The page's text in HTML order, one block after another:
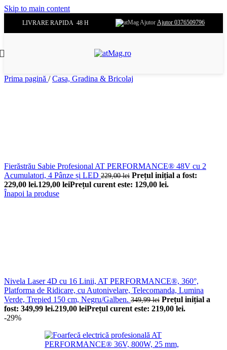
Skip to main content
LIVRARE RAPIDA 48 H Ajutor 0376509796
Prima pagină / Casa, Gradina & Bricolaj
Fierăstrău Sabie Profesional AT PERFORMANCE® 48V cu 2
Acumulatori, 4 Pânze și LED 229,00lei Prețul inițial a fost:
229,00 lei.129,00 leiPrețul curent este: 129,00 lei.
Înapoi la produse
Nivela Laser 4D cu 16 Linii, AT PERFORMANCE®, 360°,
Platforma de Ridicare, cu Autonivelare, Telecomanda, Lumina
Verde, Trepied 150 cm, Negru/Galben. 349,99lei Prețul inițial a
fost: 349,99 lei.219,00 leiPrețul curent este: 219,00 lei.
-29%